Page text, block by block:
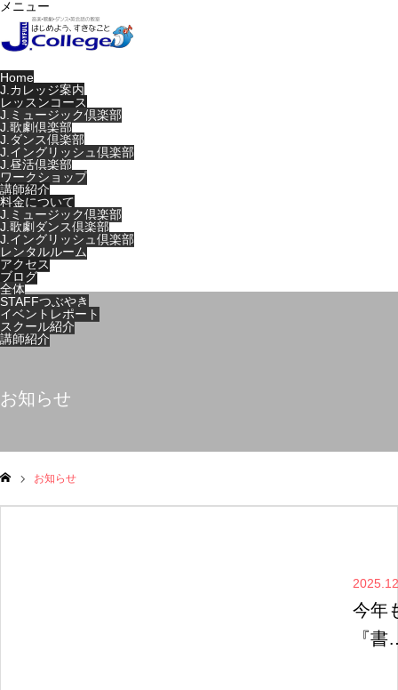
メニュー
Home
J.カレッジ案内
レッスンコース
J.ミュージック倶楽部
J.歌劇倶楽部
J.ダンス倶楽部
J.イングリッシュ倶楽部
J.昼活倶楽部
ワークショップ
講師紹介
料金について
J.ミュージック倶楽部
J.歌劇ダンス倶楽部
J.イングリッシュ倶楽部
レンタルルーム
アクセス
ブログ
全体
STAFFつぶやき
イベントレポート
スクール紹介
講師紹介
お知らせ
お知らせ
今年
『書